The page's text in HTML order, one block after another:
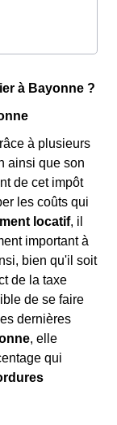
à Bayonne ?
à plusieurs
ainsi que son
de cet impôt
les coûts qui
locatif, il
important à
bien qu'il soit
de la taxe
de se faire
dernières
, elle
qui